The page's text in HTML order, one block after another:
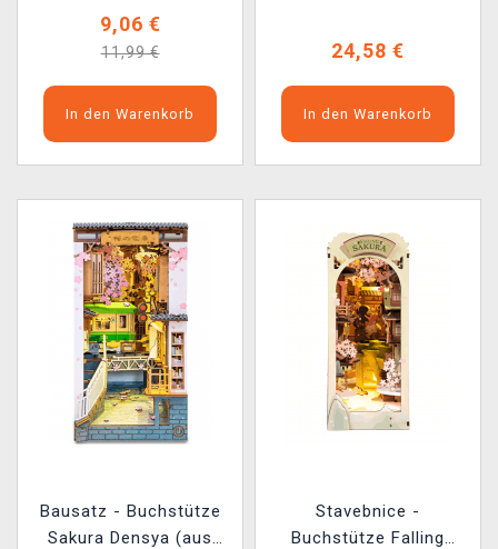
9,06 €
11,99 €
In den Warenkorb
24,58 €
In den Warenkorb
Bausatz - Buchstütze
Sakura Densya (aus
Stavebnice -
Buchstütze Falling